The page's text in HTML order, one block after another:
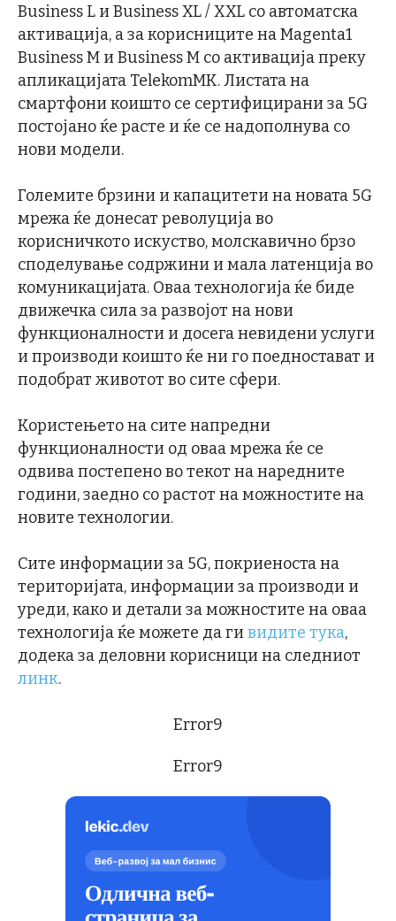
Business L и Business XL / XXL со автоматска
активација, а за корисниците на Magenta1
Business M и Business M со активација преку
апликацијата TelekomMK. Листата на
смартфони коишто се сертифицирани за 5G
постојано ќе расте и ќе се надополнува со
нови модели.
Големите брзини и капацитети на новата 5G
мрежа ќе донесат револуција во
корисничкото искуство, молскавично брзо
споделување содржини и мала латенција во
комуникацијата. Оваа технологија ќе биде
движечка сила за развојот на нови
функционалности и досега невидени услуги
и производи коишто ќе ни го поедностават и
подобрат животот во сите сфери.
Користењето на сите напредни
функционалности од оваа мрежа ќе се
одвива постепено во текот на наредните
години, заедно со растот на можностите на
новите технологии.
Сите информации за 5G, покриеноста на
територијата, информации за производи и
уреди, како и детали за можностите на оваа
технологија ќе можете да ги видите тука,
додека за деловни корисници на следниот
линк.
Error9
Error9